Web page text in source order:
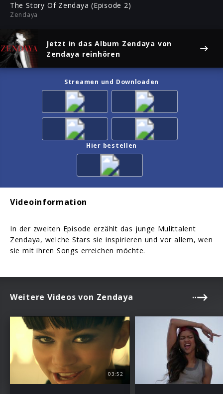
The Story Of Zendaya (Episode 2)
Zendaya
Jetzt in das Album Zendaya von
Zendaya reinhören
Streamen und Downloaden
Hier bestellen
Videoinformation
In der zweiten Episode erzählt das junge Mulittalent
Zendaya, welche Stars sie inspirieren und vor allem, wen
sie mit ihren Songs erreichen möchte.
Weitere Videos von Zendaya
03:52